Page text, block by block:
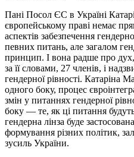
Пані Посол ЄС в Україні
європейському праві немає
аспектів забезпечення
певних питань, але загалом
принцип. І вона радше про
за її словами, 27 членів, і
гендерної рівності. Катаріна
одного боку, процес
змін у питаннях гендерної
боку — те, як ці питання
гендерна лінза буде
формування різних політик,
зусиль України.